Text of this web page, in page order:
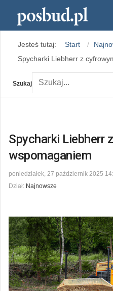
Jesteś tutaj: Start
Spycharki Liebherr z
Szukaj
Spycharki Liebherr
wspomaganiem
poniedziałek, 27 październik 2025
Dział: Najnowsze